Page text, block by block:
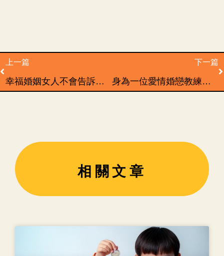
Prev
上一篇
幸福婚姻女人不會告訴你的事情
下一篇
身為一位愛情婚戀教練，是否遇過自己無法處理的家庭問題？
相關文章